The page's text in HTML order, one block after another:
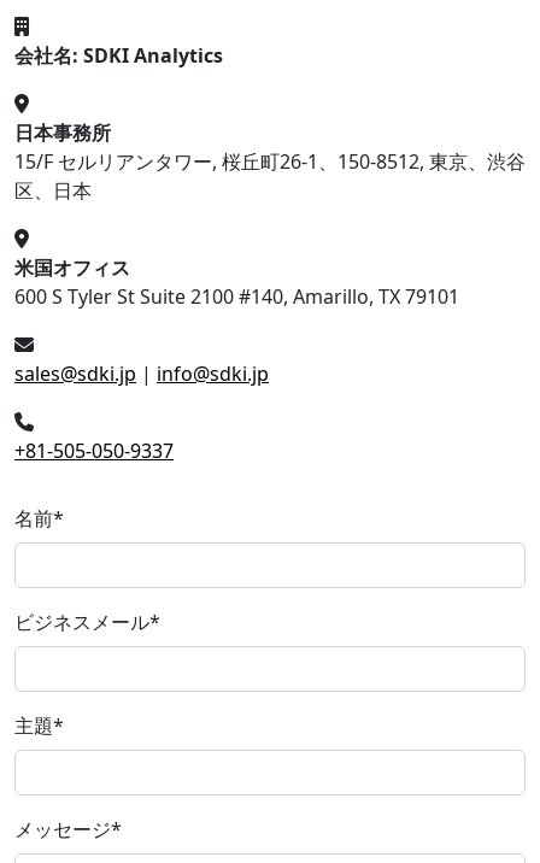
会社名: SDKI Analytics
日本事務所
15/F セルリアンタワー, 桜丘町26-1、150-8512, 東京、渋谷
区、日本
米国オフィス
600 S Tyler St Suite 2100 #140, Amarillo, TX 79101
sales@sdki.jp | info@sdki.jp
+81-505-050-9337
名前*
ビジネスメール*
主題*
メッセージ*